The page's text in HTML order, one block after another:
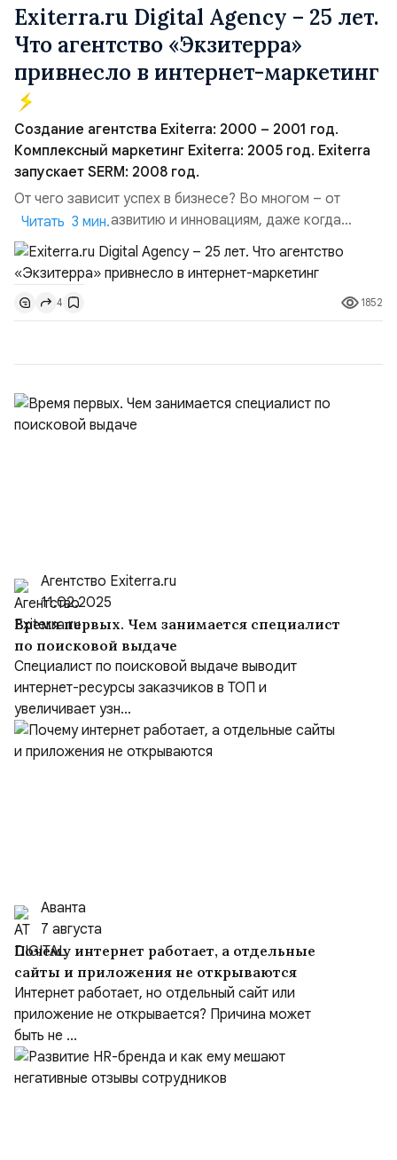
Exiterra.ru Digital Agency – 25 лет.
Что агентство «Экзитерра»
привнесло в интернет-маркетинг
Создание агентства Exiterra: 2000 – 2001 год.
Комплексный маркетинг Exiterra: 2005 год. Exiterra
запускает SERM: 2008 год.
От чего зависит успех в бизнесе? Во многом – от
готовности к развитию и инновациям, даже когда
стабильно растёт прибыль, появляются новые клиенты
и, казалось бы, можно расслабиться. Это особенно
важно для переменчивых сфер IT и интернет-
маркетинга. Такому принципу следует компания
Exiterra. 21 ноября агентство отмечает 21 день
Читать 3 мин.
4 1852
Агентство Exiterra.ru
11.02.2025
Время первых. Чем занимается специалист
по поисковой выдаче
Специалист по поисковой выдаче выводит
интернет-ресурсы заказчиков в ТОП и
увеличивает узн...
Аванта
7 августа
Почему интернет работает, а отдельные
сайты и приложения не открываются
Интернет работает, но отдельный сайт или
приложение не открывается? Причина может
быть не ...